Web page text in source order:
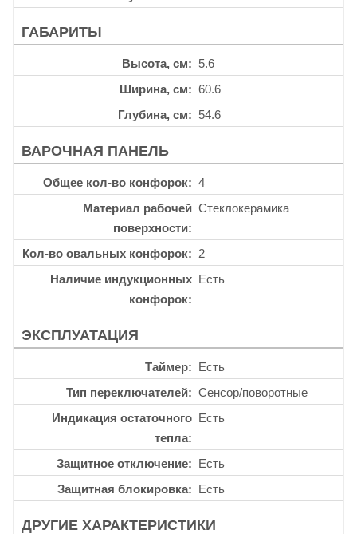
ГАБАРИТЫ
Высота, см
5.6
Ширина, см
60.6
Глубина, см
54.6
ВАРОЧНАЯ ПАНЕЛЬ
Общее кол-во конфорок
4
Материал рабочей
поверхности
Стеклокерамика
Кол-во овальных конфорок
2
Наличие индукционных
конфорок
Есть
ЭКСПЛУАТАЦИЯ
Таймер
Есть
Тип переключателей
Сенсор/поворотные
Индикация остаточного
тепла
Есть
Защитное отключение
Есть
Защитная блокировка
Есть
ДРУГИЕ ХАРАКТЕРИСТИКИ